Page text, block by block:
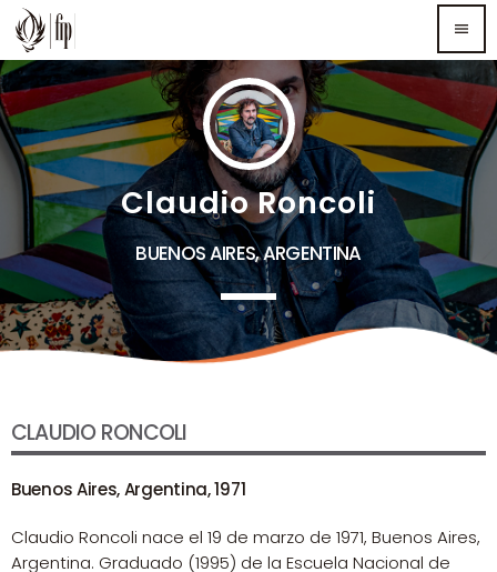
menu
TOP READING
Sorry, there is nothing for the moment.
MOST UPVOTEDClaudio Roncoli
BUENOS AIRES, ARGENTINA
CLAUDIO RONCOLI
Buenos Aires, Argentina, 1971
Claudio Roncoli nace el 19 de marzo de 1971, Buenos Aires,
Argentina. Graduado (1995) de la Escuela Nacional de